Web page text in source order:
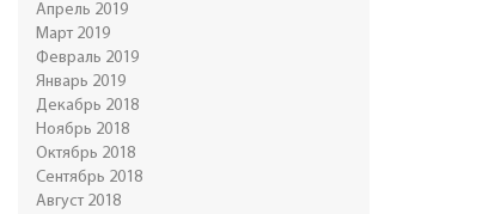
Апрель 2019
Март 2019
Февраль 2019
Январь 2019
Декабрь 2018
Ноябрь 2018
Октябрь 2018
Сентябрь 2018
Август 2018